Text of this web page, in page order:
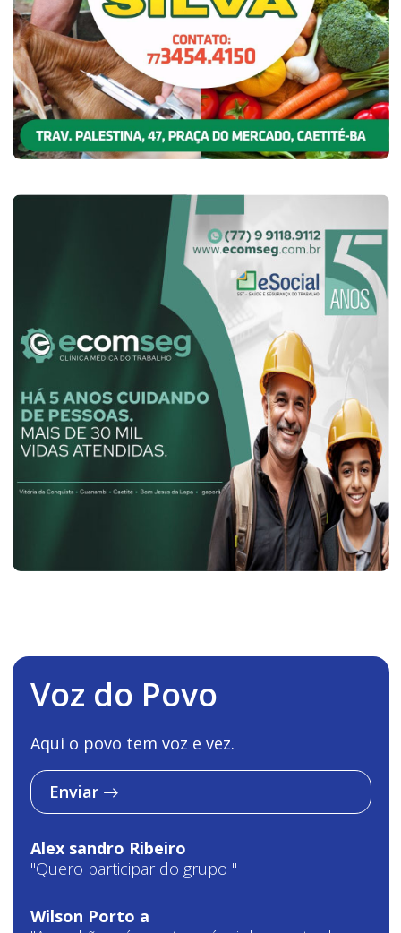
Voz do Povo
Aqui o povo tem voz e vez.
Enviar
Alex sandro Ribeiro
"Quero participar do grupo "
Wilson Porto a